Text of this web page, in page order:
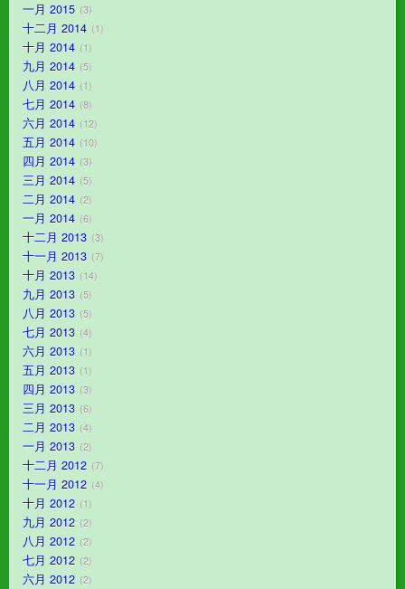
一月 2015 3
十二月 2014 1
十月 2014 1
九月 2014 5
八月 2014 1
七月 2014 8
六月 2014 12
五月 2014 10
四月 2014 3
三月 2014 5
二月 2014 2
一月 2014 6
十二月 2013 3
十一月 2013 7
十月 2013 14
九月 2013 5
八月 2013 5
七月 2013 4
六月 2013 1
五月 2013 1
四月 2013 3
三月 2013 6
二月 2013 4
一月 2013 2
十二月 2012 7
十一月 2012 4
十月 2012 1
九月 2012 2
八月 2012 2
七月 2012 2
六月 2012 2